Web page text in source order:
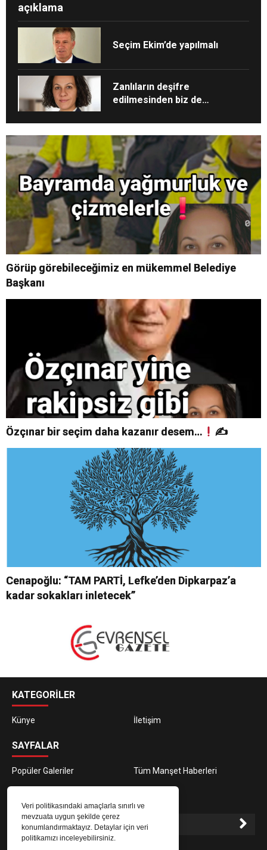
Veri politikasındaki amaçlarla sınırlı ve
mevzuata uygun şekilde çerez
konumlandırmaktayız. Detaylar için veri
politikamızı inceleyebilirsiniz.
açıklama
Seçim Ekim’de yapılmalı
Zanlıların deşifre
edilmesinden biz de
Görüp görebileceğimiz en mükemmel Belediye
Başkanı
Özçınar bir seçim daha kazanır desem… ✍
Cenapoğlu: “TAM PARTİ, Lefke’den Dipkarpaz’a
kadar sokakları inletecek”
KATEGORİLER
Künye İletişim
SAYFALAR
Popüler Galeriler Tüm Manşet Haberleri